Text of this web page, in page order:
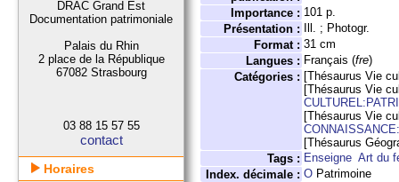
Importance : 101 p.
Présentation :
Ill. ; Photogr.
Format : 31 cm
Langues : Français (fre)
Catégories : [Thésaurus Vie
[Thésaurus Vie
[Thésaurus Vie
[Thésaurus
Tags : Enseigne Art du
Index. décimale : O Patrimoine
DRAC Grand Est
Documentation patrimoniale
Palais du Rhin
2 place de la République
67082 Strasbourg
03 88 15 57 55
contact
Horaires